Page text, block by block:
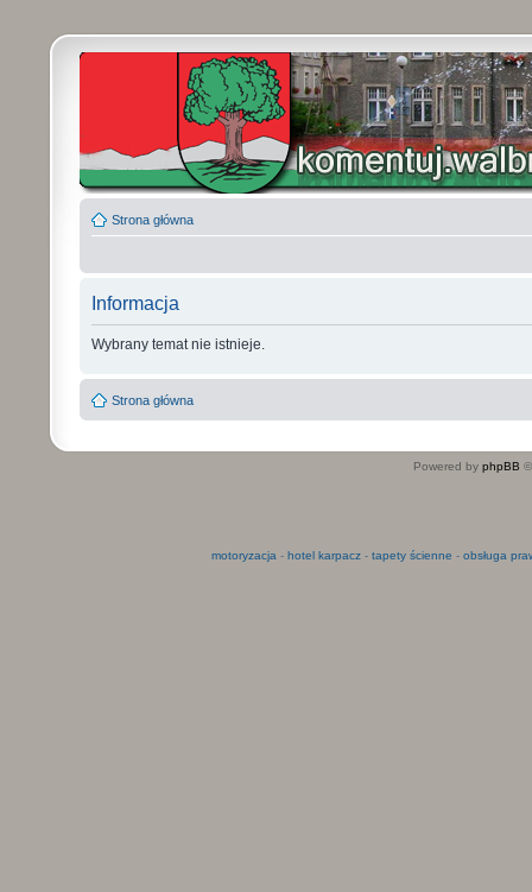
Strona główna
Informacja
Wybrany temat nie istnieje.
Strona główna
Powered by phpBB
motoryzacja - hotel karpacz- tapety ścienne - obsługa